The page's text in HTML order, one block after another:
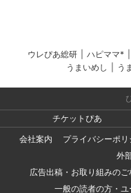
ウレぴあ総研 ハピママ*
うまいめし
う
チケットぴあ
会社案内
プライバシーポリ
外
広告出稿・お取り組みの
一般の読者の方・